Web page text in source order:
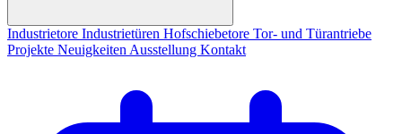
Industrietore Industrietüren Hofschiebetore Tor- und Türantriebe
Projekte Neuigkeiten Ausstellung Kontakt